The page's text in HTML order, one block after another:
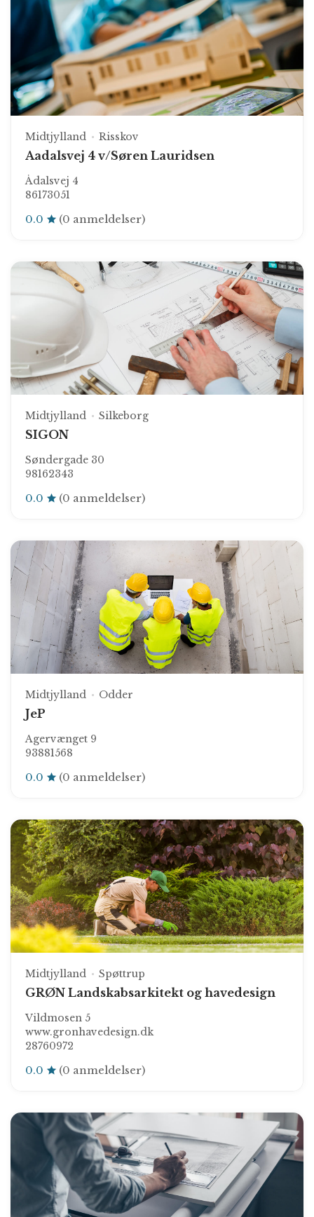
Midtjylland Risskov
Aadalsvej 4 v/Søren Lauridsen
Ådalsvej 4
86173051
0.0 (0 anmeldelser)
Midtjylland Silkeborg
SIGON
Søndergade 30
98162343
0.0 (0 anmeldelser)
Midtjylland Odder
JeP
Agervænget 9
93881568
0.0 (0 anmeldelser)
Midtjylland Spøttrup
GRØN Landskabsarkitekt og havedesign
Vildmosen 5
www.gronhavedesign.dk
28760972
0.0 (0 anmeldelser)